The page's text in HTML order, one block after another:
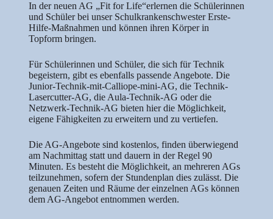
In der neuen AG „Fit for Life“erlernen die Schülerinnen
und Schüler bei unser Schulkrankenschwester Erste-
Hilfe-Maßnahmen und können ihren Körper in
Topform bringen.
Für Schülerinnen und Schüler, die sich für Technik
begeistern, gibt es ebenfalls passende Angebote. Die
Junior-Technik-mit-Calliope-mini-AG, die Technik-
Lasercutter-AG, die Aula-Technik-AG oder die
Netzwerk-Technik-AG bieten hier die Möglichkeit,
eigene Fähigkeiten zu erweitern und zu vertiefen.
Die AG-Angebote sind kostenlos, finden überwiegend
am Nachmittag statt und dauern in der Regel 90
Minuten. Es besteht die Möglichkeit, an mehreren AGs
teilzunehmen, sofern der Stundenplan dies zulässt. Die
genauen Zeiten und Räume der einzelnen AGs können
dem AG-Angebot entnommen werden.